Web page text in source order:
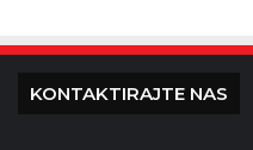
KONTAKTIRAJTE NAS